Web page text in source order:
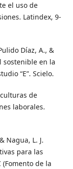
el uso de
Latindex, 9-
Díaz, A., &
sostenible en la
“E”. Scielo.
de
laborales.
Nagua, L. J.
para las
(Fomento de la